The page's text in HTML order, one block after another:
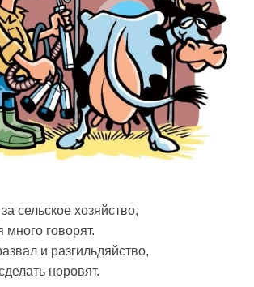
сельское хозяйство,
много говорят.
и разгильдяйство,
норовят.